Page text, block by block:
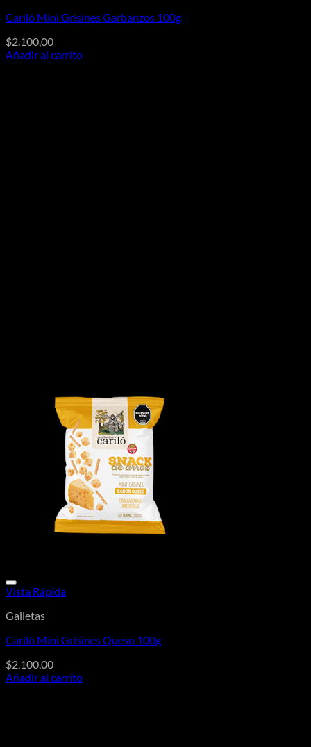
Cariló Mini Grisines Garbanzos 100g
$2.100,00
Añadir al carrito
Vista Rápida
Galletas
Cariló Mini Grisines Queso 100g
$2.100,00
Añadir al carrito